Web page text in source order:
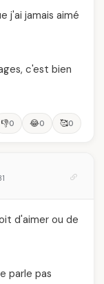
j'ai jamais aimé
c'est bien
👎0 😂0 🥰0
d'aimer ou de
parle pas